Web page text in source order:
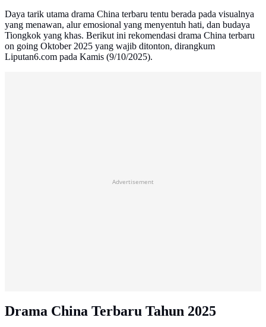
Daya tarik utama drama China terbaru tentu berada pada visualnya
yang menawan, alur emosional yang menyentuh hati, dan budaya
Tiongkok yang khas. Berikut ini rekomendasi drama China terbaru
on going Oktober 2025 yang wajib ditonton, dirangkum
Liputan6.com pada Kamis (9/10/2025).
Advertisement
Drama China Terbaru Tahun 2025